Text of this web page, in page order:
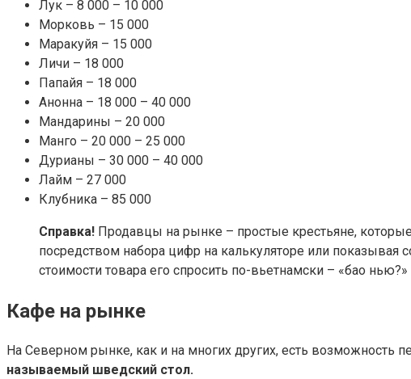
Лук – 8 000 – 10 000
Морковь – 15 000
Маракуйя – 15 000
Личи – 18 000
Папайя – 18 000
Анонна – 18 000 – 40 000
Мандарины – 20 000
Манго – 20 000 – 25 000
Дурианы – 30 000 – 40 000
Лайм – 27 000
Клубника – 85 000
Справка! Продавцы на рынке – простые крестьяне,
посредством набора цифр на калькуляторе или
стоимости товара его спросить по-вьетнамски – «бао
Кафе на рынке
На Северном рынке, как и на многих других, есть
называемый шведский стол.